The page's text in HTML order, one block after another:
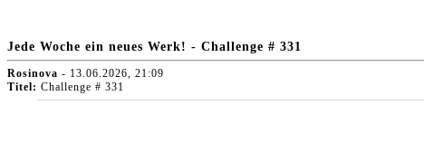
Jede Woche ein neues Werk! - Challenge # 331
Rosinova - 13.06.2026, 21:09
Titel: Challenge # 331